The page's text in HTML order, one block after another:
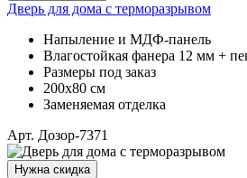
Дверь для дома с терморазрывом
Напыление и МДФ-панель
Влагостойкая фанера 12 мм +
Размеры под заказ
200х80 см
Заменяемая отделка
Арт. Дозор-7371
Нужна скидка